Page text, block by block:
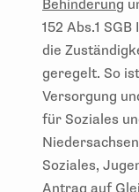
Behinderung
152 Abs.1
die
geregelt. So
Versorgung
für Soziales
Soziales,